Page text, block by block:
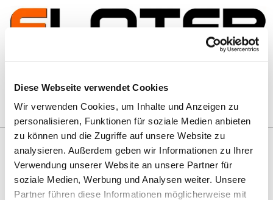
Diese Webseite verwendet Cookies
Wir verwenden Cookies, um Inhalte und Anzeigen zu
personalisieren, Funktionen für soziale Medien anbieten
zu können und die Zugriffe auf unsere Website zu
analysieren. Außerdem geben wir Informationen zu Ihrer
Verwendung unserer Website an unsere Partner für
soziale Medien, Werbung und Analysen weiter. Unsere
Partner führen diese Informationen möglicherweise mit
Zum Inhalt springen
Artikelsuche
Rechtliches
Hier geht es zu unserenAGB , zumWiderrufsrecht, zum
Impressum und zu unseremDatenschutz.